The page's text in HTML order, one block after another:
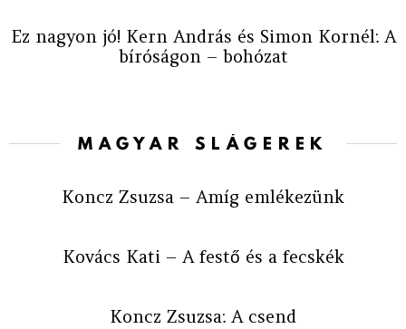
Ez nagyon jó! Kern András és Simon Kornél: A
bíróságon – bohózat
MAGYAR SLÁGEREK
Koncz Zsuzsa – Amíg emlékezünk
Kovács Kati – A festő és a fecskék
Koncz Zsuzsa: A csend